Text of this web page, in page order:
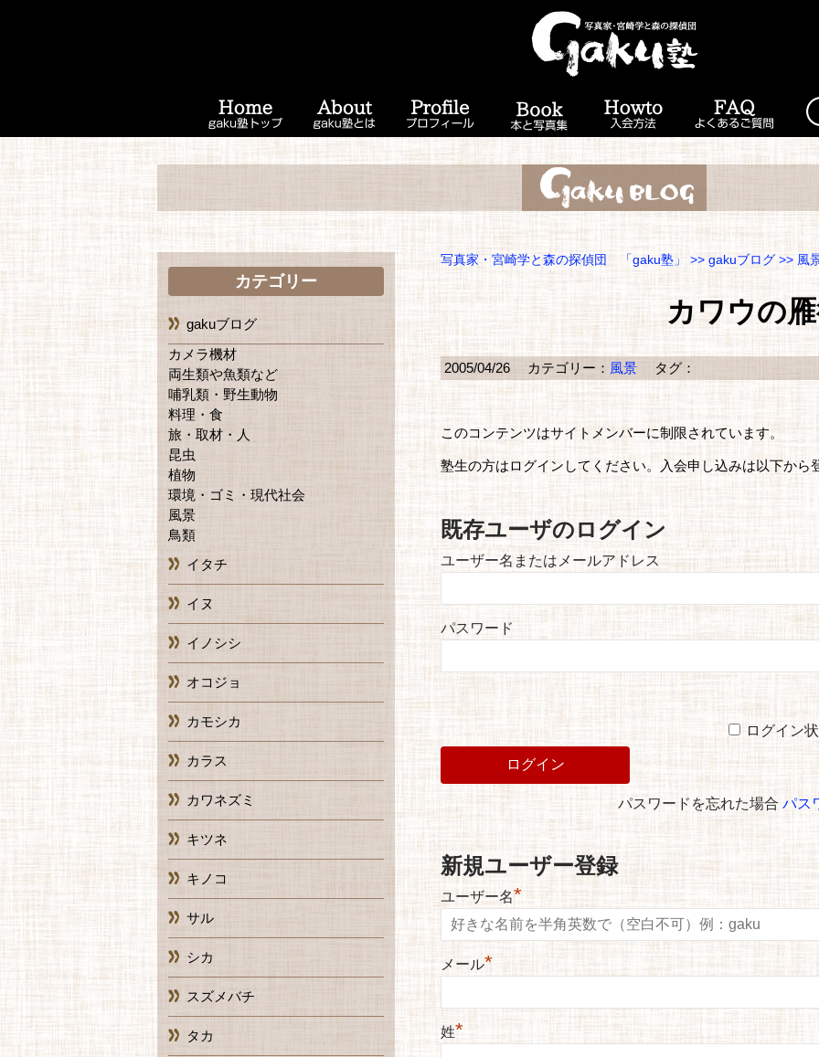
写真家・宮崎学と森の探偵団 「gaku塾」 >> gakuブログ >> 風
カワウの
2005/04/26 カテゴリー： 風景 タグ：
このコンテンツはサイトメンバーに制限されています。
塾生の方はログインしてください。入会申し込みは以下から
既存ユーザのログイン
ユーザー名またはメールアドレス
パスワード
ログイン
パスワードを忘れた場合 パス
新規ユーザー登録
ユーザー名*
メール*
姓*
カテゴリー
gakuブログ
カメラ機材
両生類や魚類など
哺乳類・野生動物
料理・食
旅・取材・人
昆虫
植物
環境・ゴミ・現代社会
風景
鳥類
イタチ
イヌ
イノシシ
オコジョ
カモシカ
カラス
カワネズミ
キツネ
キノコ
サル
シカ
スズメバチ
タカ